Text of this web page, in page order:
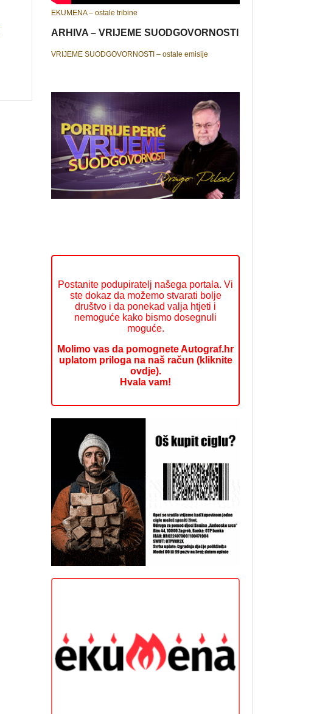
EKUMENA – ostale tribine
ARHIVA – VRIJEME SUODGOVORNOSTI
VRIJEME SUODGOVORNOSTI – ostale emisije
Postanite podupiratelj našega portala. Vi
ste dokaz da možemo stvarati bolje
društvo i da ponekad valja htjeti i
nemoguće kako bismo dosegnuli
moguće.
Molimo vas da pomognete Autograf.hr
uplatom priloga na naš račun (kliknite
ovdje).
Hvala vam!